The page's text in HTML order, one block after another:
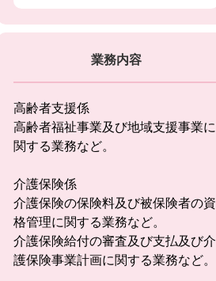
業務内容
高齢者支援係
高齢者福祉事業及び地域支援事業に
関する業務など。
介護保険係
介護保険の保険料及び被保険者の資
格管理に関する業務など。
介護保険給付の審査及び支払及び介
護保険事業計画に関する業務など。